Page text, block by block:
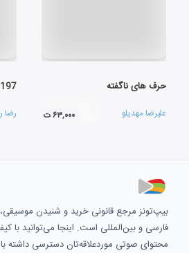
حرف های ناگفته
علیرضا مهدیلو ۶۳,۰۰۰ ت رضا
بیپ‌تونز مرجع قانونی خرید و شنیدن
فارسی و بین‌المللی است. اینجا می‌توانید با
محتوای صوتی موردعلاقه‌تان دسترسی داشته